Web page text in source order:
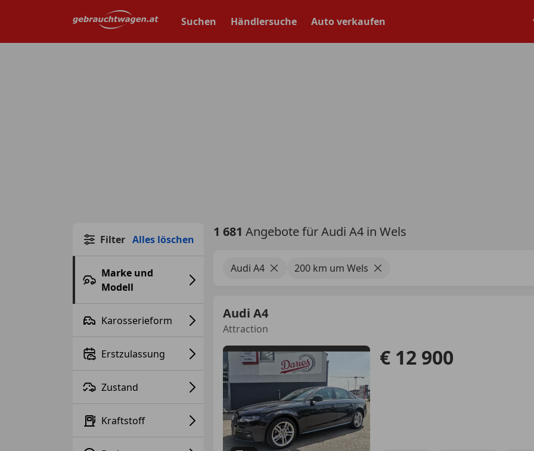
Suchen Händlersuche Auto verkaufen
Filter Alles löschen
Marke und
Modell
Karosserieform
Erstzulassung
Zustand
Kraftstoff
1 681 Angebote für Audi A4 in Wels
Audi A4 200 km um Wels
Audi A4
Attraction
€ 12 900